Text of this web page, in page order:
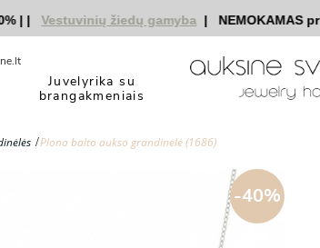
| Vestuvinių žiedų gamyba | NEMOKAMAS
Juvelyrika su
brangakmeniais
Plona balto aukso grandinėlė (1686)
-40%